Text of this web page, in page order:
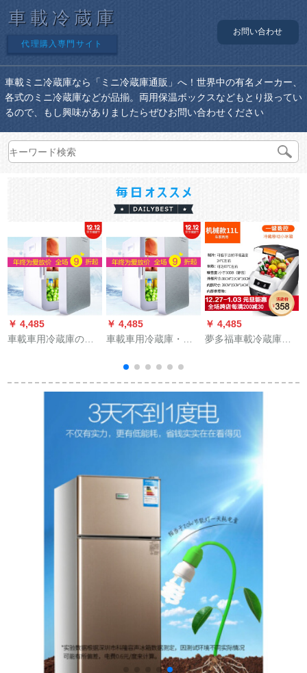
車載冷蔵庫
代理購入専門サイト
お問い合わせ
車載ミニ冷蔵庫なら「ミニ冷蔵庫通販」へ！世界中の有名メーカー、
各式のミニ冷蔵庫などが品揃。両用保温ボックスなどもとり扱ってい
るので、もし興味がありましたらぜひお問い合わせください
￥ 4,485
車載車用冷蔵庫の氷
蔵庫両用12小型住宅
量220 v+12車の両用
￥ 4,485
車載車用冷蔵庫・ア
XRD CRV＿キーパー
レーン自動車冷蔵庫
凍電気20 L大容量220
v+12車両用【宇宙
￥ 4,485
夢多福車載冷蔵庫ミ
V/220 V冷凍移動小冷
イプロ【車家兼用】
泛用